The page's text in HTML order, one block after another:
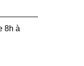
8h à